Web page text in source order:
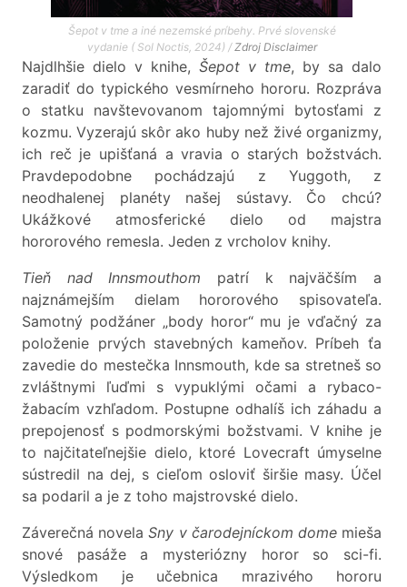
Šepot v tme a iné nezemské príbehy. Prvé slovenské
vydanie ( Sol Noctis, 2024) / Zdroj Disclaimer
Najdlhšie dielo v knihe, Šepot v tme, by sa dalo
zaradiť do typického vesmírneho hororu. Rozpráva
o statku navštevovanom tajomnými bytosťami z
kozmu. Vyzerajú skôr ako huby než živé organizmy,
ich reč je upišťaná a vravia o starých božstvách.
Pravdepodobne pochádzajú z Yuggoth, z
neodhalenej planéty našej sústavy. Čo chcú?
Ukážkové atmosferické dielo od majstra
hororového remesla. Jeden z vrcholov knihy.
Tieň nad Innsmouthom patrí k najväčším a
najznámejším dielam hororového spisovateľa.
Samotný podžáner „body horor“ mu je vďačný za
položenie prvých stavebných kameňov. Príbeh ťa
zavedie do mestečka Innsmouth, kde sa stretneš so
zvláštnymi ľuďmi s vypuklými očami a rybaco-
žabacím vzhľadom. Postupne odhalíš ich záhadu a
prepojenosť s podmorskými božstvami. V knihe je
to najčitateľnejšie dielo, ktoré Lovecraft úmyselne
sústredil na dej, s cieľom osloviť širšie masy. Účel
sa podaril a je z toho majstrovské dielo.
Záverečná novelaSny v čarodejníckom domemieša
snové pasáže a mysteriózny horor so sci-fi.
Výsledkom je učebnica mrazivého hororu